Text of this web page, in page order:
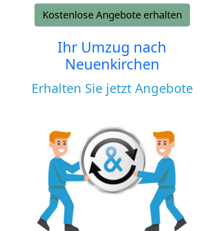
Kostenlose Angebote erhalten
Ihr Umzug nach
Neuenkirchen
Erhalten Sie jetzt Angebote